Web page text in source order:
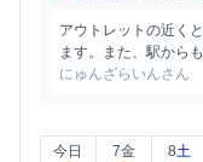
アウトレットの近く
ます。また、駅から
にゅんざらいんさん
今日 7金 8土